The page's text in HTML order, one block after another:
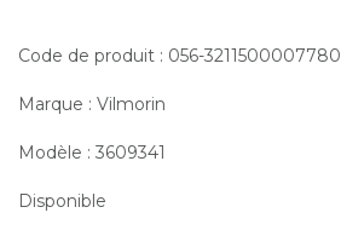
Code de produit : 056-3211500007780
Marque : Vilmorin
Modèle : 3609341
Disponible